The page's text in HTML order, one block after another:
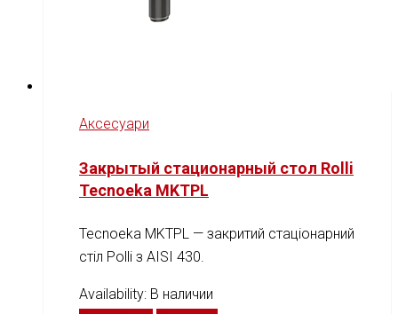
Аксесуари
Закрытый стационарный стол Rolli
Tecnoeka MKTPL
Tecnoeka MKTPL — закритий стаціонарний
стіл Рolli з AISI 430.
Availability: В наличии